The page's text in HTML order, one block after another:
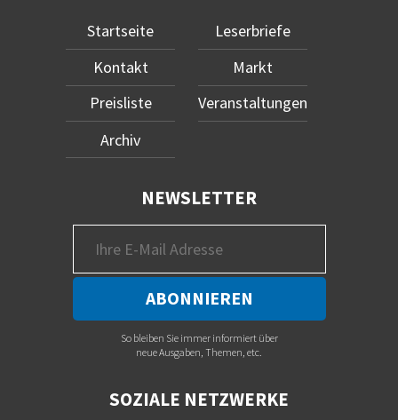
Startseite
Kontakt
Preisliste
Archiv
Leserbriefe
Markt
Veranstaltungen
NEWSLETTER
So bleiben Sie immer informiert über
neue Ausgaben, Themen, etc.
SOZIALE NETZWERKE